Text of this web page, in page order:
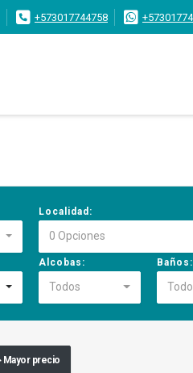
+573017744758
Localidad:
0 Opciones
Alcobas:
Todos
Baños:
Mayor precio